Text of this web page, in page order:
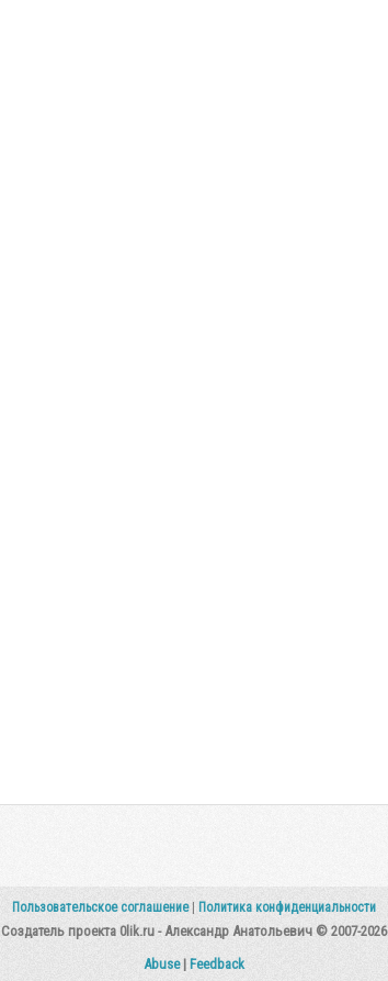
Пользовательское соглашение Политика конфиденциальности
Создатель проекта 0lik.ru - Александр Анатольевич © 2007-2026
Abuse| Feedback